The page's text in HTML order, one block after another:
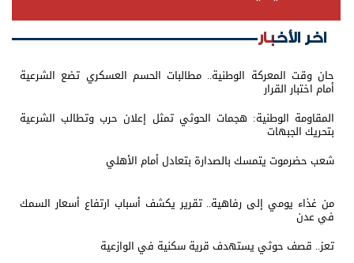
اخر الأخبار
حان وقت المعركة الوطنية.. مطالبات الحسم العسكري تضع الشرعية
أمام اختبار القرار
المقاومة الوطنية: هجمات الحوثي تمثل إعلان حرب وتطالب الشرعية
بتحريك الجبهات
شعب حضرموت يتمسك بالصدارة بتعادل أمام الأهلي
من غذاء يومي إلى رفاهية.. تقرير يكشف أسباب ارتفاع أسعار السمك
في عدن
تعز.. قصف حوثي يستهدف قرية سكنية في الوازعية